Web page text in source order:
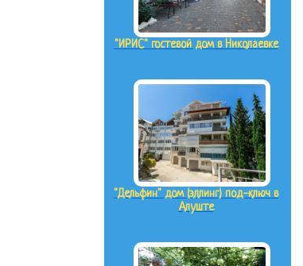
"ИРИС" гостевой дом в Николаевке
"Дельфин" дом (эллинг) под-ключ в
Алуште